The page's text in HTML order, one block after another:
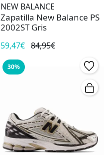
NEW BALANCE
Zapatilla New Balance PS
2002ST Gris
59,47€ 84,95€
30%